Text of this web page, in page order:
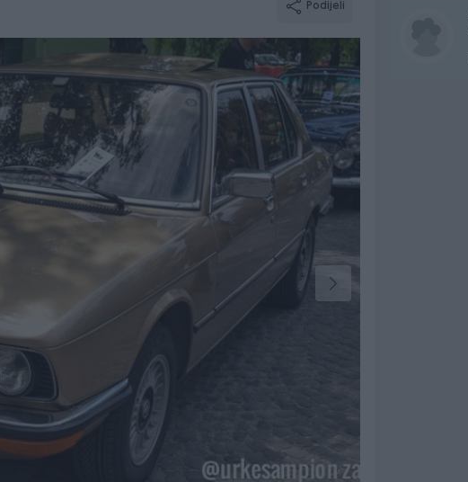
Podijeli